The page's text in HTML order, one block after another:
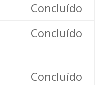
Concluído
Concluído
Concluído